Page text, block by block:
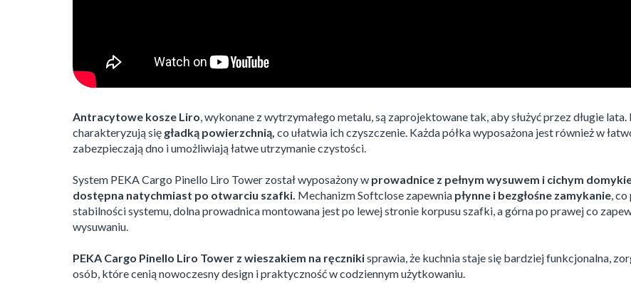
Antracytowe kosze Liro , wykonane z wytrzymałego metalu, są zaprojektowane tak, aby służyć przez długie lata.
charakteryzują się gładką powierzchnią, co ułatwia ich czyszczenie. Każda półka wyposażona jest również w
zabezpieczają dno i umożliwiają łatwe utrzymanie czystości.
System PEKA Cargo Pinello Liro Tower został wyposażony w prowadnice z pełnym wysuwem i cichym
dostępna natychmiast po otwarciu szafki. Mechanizm Softclose zapewnia płynne i bezgłośne zamykanie ,
stabilności systemu, dolna prowadnica montowana jest po lewej stronie korpusu szafki, a górna po prawej co
wysuwaniu.
PEKA Cargo Pinello Liro Tower z wieszakiem na ręcznikisprawia, że kuchnia staje się bardziej funkcjonalna,
osób, które cenią nowoczesny design i praktyczność w codziennym użytkowaniu.